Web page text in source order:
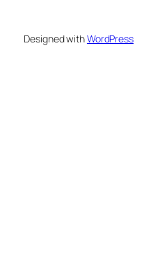
Designed withWordPress